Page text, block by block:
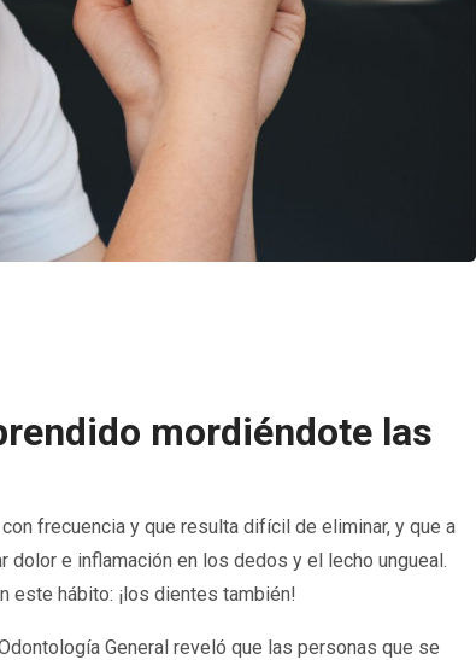
mordiéndote las
frecuencia y que resulta difícil de eliminar, y que a
dolor e inflamación en los dedos y el lecho ungueal.
este hábito: ¡los dientes también!
General reveló que las personas que se